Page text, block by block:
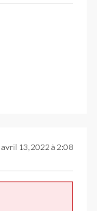
avril 13, 2022 à 2:08